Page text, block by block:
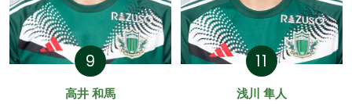
9
高井 和馬
11
浅川 隼人